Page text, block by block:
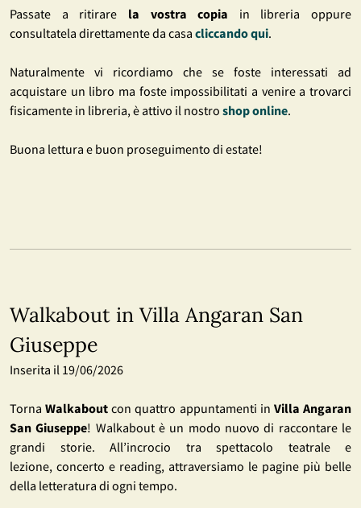
Passate a ritirare la vostra copia in libreria oppure
consultatela direttamente da casa cliccando qui.
Naturalmente vi ricordiamo che se foste interessati ad
acquistare un libro ma foste impossibilitati a venire a trovarci
fisicamente in libreria, è attivo il nostro shop online.
Buona lettura e buon proseguimento di estate!
Walkabout in Villa Angaran San
Giuseppe
Inserita il 19/06/2026
TornaWalkaboutcon quattro appuntamenti in Villa Angaran
San Giuseppe! Walkabout è un modo nuovo di raccontare le
grandi storie. All’incrocio tra spettacolo teatrale e
lezione, concerto e reading, attraversiamo le pagine più belle
della letteratura di ogni tempo.